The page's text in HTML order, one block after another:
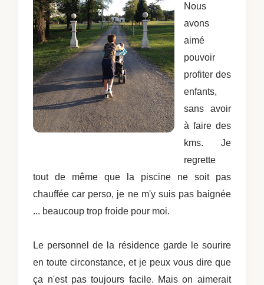
Nous
avons
aimé
pouvoir
profiter des
enfants,
sans avoir
à faire des
kms. Je
regrette
tout de même que la piscine ne soit pas
chauffée car perso, je ne m'y suis pas baignée
... beaucoup trop froide pour moi.
Le personnel de la résidence garde le sourire
en toute circonstance, et je peux vous dire que
ça n'est pas toujours facile. Mais on aimerait